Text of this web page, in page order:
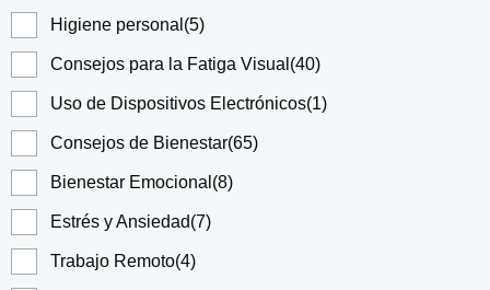
Higiene personal (5)
Consejos para la Fatiga Visual (40)
Uso de Dispositivos Electrónicos(1)
Consejos de Bienestar(65)
Bienestar Emocional (8)
Estrés y Ansiedad(7)
Trabajo Remoto(4)